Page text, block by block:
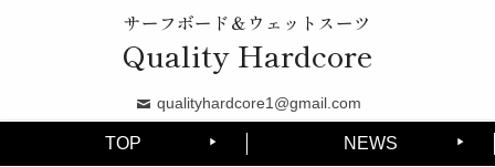
サーフボード＆ウェットスーツ
Quality Hardcore
qualityhardcore1@gmail.com
TOP NEWS